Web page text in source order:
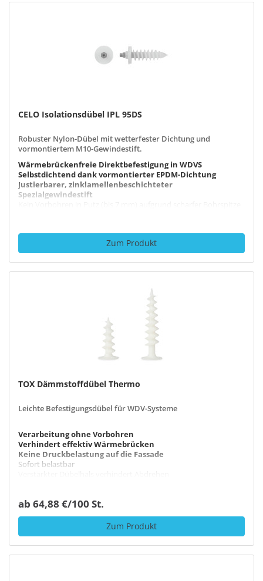
CELO Isolationsdübel IPL 95DS
Robuster Nylon-Dübel mit wetterfester Dichtung und
vormontiertem M10-Gewindestift.
Wärmebrückenfreie Direktbefestigung in WDVS
Selbstdichtend dank vormontierter EPDM-Dichtung
Justierbarer, zinklamellenbeschichteter
Spezialgewindestift
Zum Produkt
TOX Dämmstoffdübel Thermo
Leichte Befestigungsdübel für WDV-Systeme
Verarbeitung ohne Vorbohren
Verhindert effektiv Wärmebrücken
Keine Druckbelastung auf die Fassade
Sofort belastbar
ab 64,88 €/100 St.
Zum Produkt